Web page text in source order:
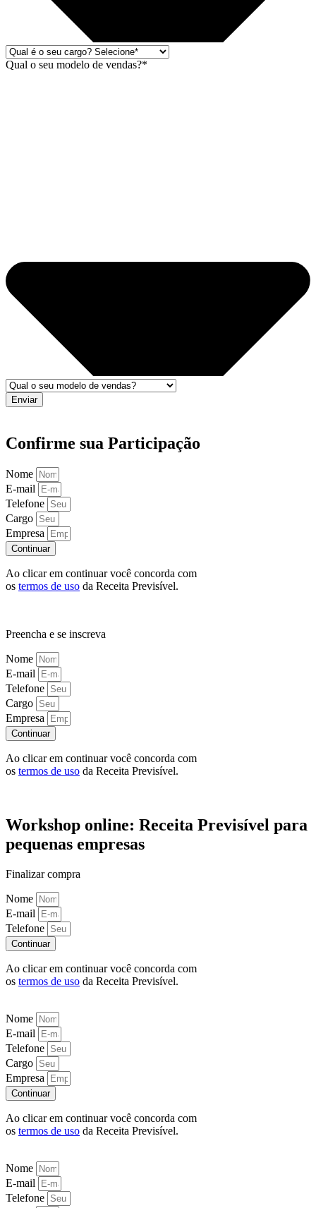
Qual o seu modelo de vendas?*
Enviar
Confirme sua Participação
Nome
E-mail
Telefone
Cargo
Empresa
Continuar
Ao clicar em continuar você concorda com
os termos de uso da Receita Previsível.
Preencha e se inscreva
Nome
E-mail
Telefone
Cargo
Empresa
Continuar
Ao clicar em continuar você concorda com
os termos de uso da Receita Previsível.
Workshop online: Receita Previsível para
pequenas empresas
Finalizar compra
Nome
E-mail
Telefone
Continuar
Ao clicar em continuar você concorda com
os termos de uso da Receita Previsível.
Nome
E-mail
Telefone
Cargo
Empresa
Continuar
Ao clicar em continuar você concorda com
os termos de uso da Receita Previsível.
Nome
E-mail
Telefone